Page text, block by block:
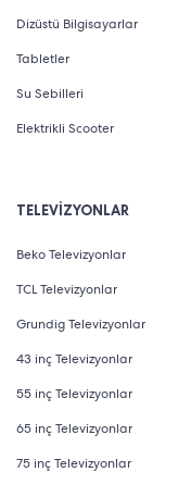
makine üzerine
Kendiliğinden
hassas ve hızlı bir
kullanımda elden
hız ayarı ve başlık
ayarlanabilir. Burun
başlıklar da cihazın
İki saate kadar
nesil Philips erkek
geçirmez yapısı ile
simgesi sayesinde
Dizüstü Bilgisayarlar
Tabletler
Su Sebilleri
Elektrikli Scooter
TELEVİZYONLAR
Beko Televizyonlar
TCL Televizyonlar
Grundig Televizyonlar
43 inç Televizyonlar
55 inç Televizyonlar
65 inç Televizyonlar
75 inç Televizyonlar